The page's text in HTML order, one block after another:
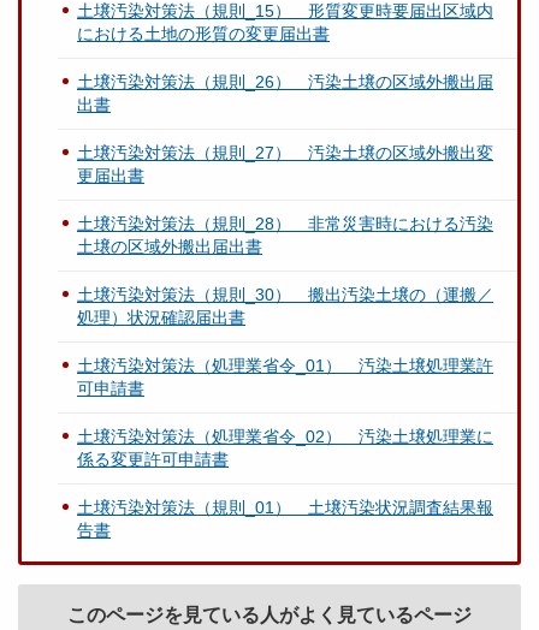
土壌汚染対策法（規則_15） 形質変更時要届出区域内
における土地の形質の変更届出書
土壌汚染対策法（規則_26） 汚染土壌の区域外搬出届
出書
土壌汚染対策法（規則_27） 汚染土壌の区域外搬出変
更届出書
土壌汚染対策法（規則_28） 非常災害時における汚染
土壌の区域外搬出届出書
土壌汚染対策法（規則_30） 搬出汚染土壌の（運搬／
処理）状況確認届出書
土壌汚染対策法（処理業省令_01） 汚染土壌処理業許
可申請書
土壌汚染対策法（処理業省令_02） 汚染土壌処理業に
係る変更許可申請書
土壌汚染対策法（規則_01） 土壌汚染状況調査結果報
告書
このページを見ている人がよく見ているページ